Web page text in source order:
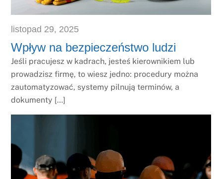
listopad 29, 2025
Wpływ na bezpieczeństwo ludzi
Jeśli pracujesz w kadrach, jesteś kierownikiem lub
prowadzisz firmę, to wiesz jedno: procedury można
zautomatyzować, systemy pilnują terminów, a
dokumenty […]